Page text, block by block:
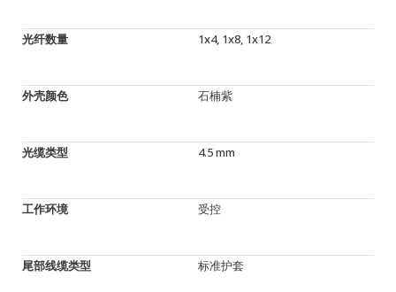
光纤数量 1x4, 1x8, 1x12
外壳颜色 石楠紫
光缆类型 4.5 mm
工作环境 受控
尾部线缆类型 标准护套